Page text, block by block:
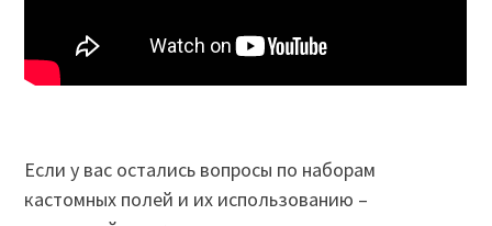
Если у вас остались вопросы по наборам
кастомных полей и их использованию –